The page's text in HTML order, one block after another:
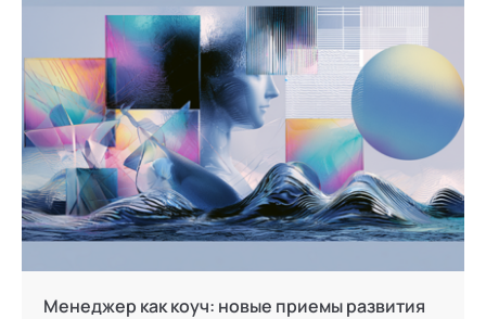
Менеджер как коуч: новые приемы развития